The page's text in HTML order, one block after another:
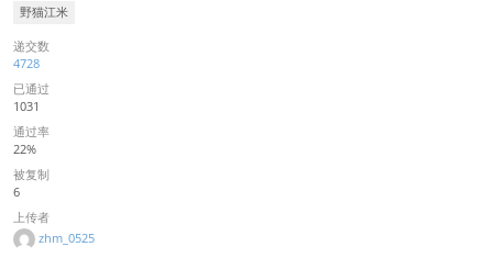
野猫江米
递交数
4728
已通过
1031
通过率
22%
被复制
6
上传者
zhm_0525